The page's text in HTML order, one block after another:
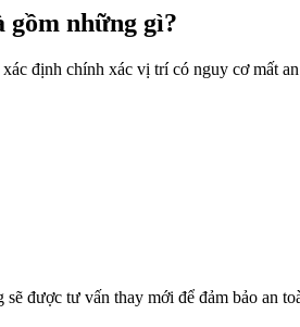
những gì?
định chính xác vị trí có nguy cơ mất
được tư vấn thay mới để đảm bảo an